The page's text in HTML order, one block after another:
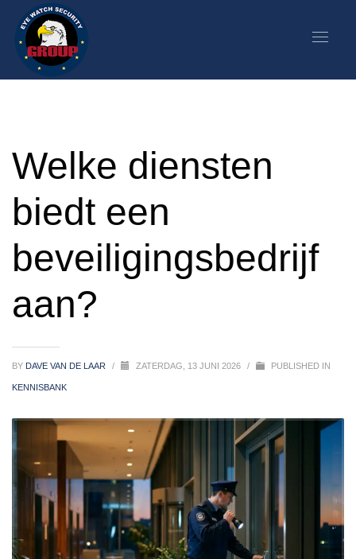
Welke diensten
biedt een
beveiligingsbedrijf
aan?
BY DAVE VAN DE LAAR / ZATERDAG, 13 JUNI 2026 / PUBLISHED IN
KENNISBANK